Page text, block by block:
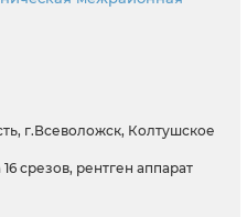
г.Всеволожск, Колтушское
срезов, рентген аппарат